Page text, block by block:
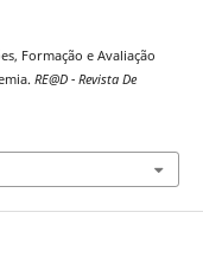
Formação e Avaliação
RE@D - Revista De